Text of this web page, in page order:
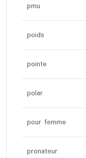
pmu
poids
pointe
polar
pour femme
pronateur